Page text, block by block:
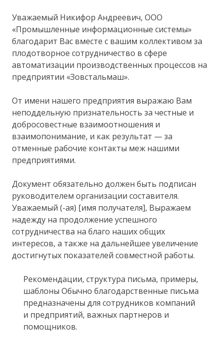
Уважаемый Никифор Андреевич, ООО
«Промышленные информационные системы»
благодарит Вас вместе с вашим коллективом за
плодотворное сотрудничество в сфере
автоматизации производственных процессов на
предприятии «Зовстальмаш».
От имени нашего предприятия выражаю Вам
неподдельную признательность за честные и
добросовестные взаимоотношения и
взаимопонимание, и как результат — за
отменные рабочие контакты меж нашими
предприятиями.
Документ обязательно должен быть подписан
руководителем организации составителя.
Уважаемый (-ая) [имя получателя], Выражаем
надежду на продолжение успешного
сотрудничества на благо наших общих
интересов, а также на дальнейшее увеличение
достигнутых показателей совместной работы.
Рекомендации, структура письма, примеры,
шаблоны Обычно благодарственные письма
предназначены для сотрудников компаний
и предприятий, важных партнеров и
помощников.